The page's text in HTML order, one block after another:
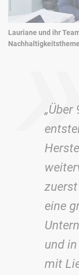
Lauriane und ihr
„Über
eine
und
mit
»